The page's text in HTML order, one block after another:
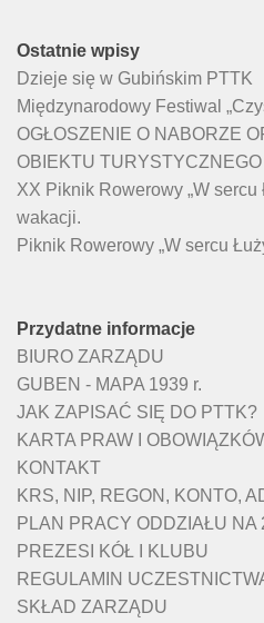
Ostatnie wpisy
Dzieje się w Gubińskim PTTK
Międzynarodowy Festiwal
OGŁOSZENIE O NABORZE
OBIEKTU TURYSTYCZNEGO
XX Piknik Rowerowy „W sercu
wakacji.
Piknik Rowerowy „W sercu
Przydatne informacje
BIURO ZARZĄDU
GUBEN - MAPA 1939 r.
JAK ZAPISAĆ SIĘ DO PTTK?
KARTA PRAW I
KONTAKT
KRS, NIP, REGON, KONTO,
PLAN PRACY ODDZIAŁU NA
PREZESI KÓŁ I KLUBU
REGULAMIN
SKŁAD ZARZĄDU